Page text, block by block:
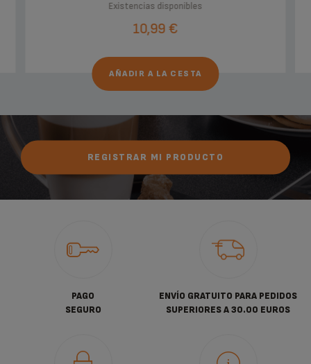
Existencias disponibles
10,99 €
AÑADIR A LA CESTA
REGISTRAR MI PRODUCTO
PAGO
SEGURO
ENVÍO GRATUITO PARA PEDIDOS
SUPERIORES A 30.00 EUROS